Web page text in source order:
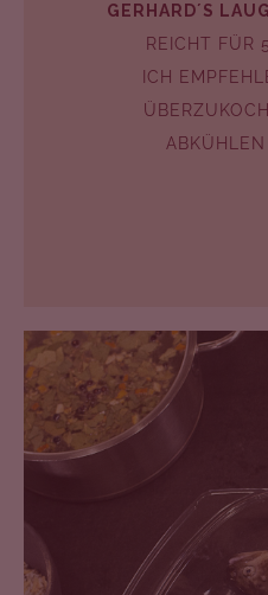
GERHARD´S
REICHT FÜR
ICH